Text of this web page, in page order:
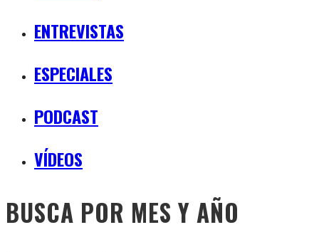
ENTREVISTAS
ESPECIALES
PODCAST
VÍDEOS
BUSCA POR MES Y AÑO